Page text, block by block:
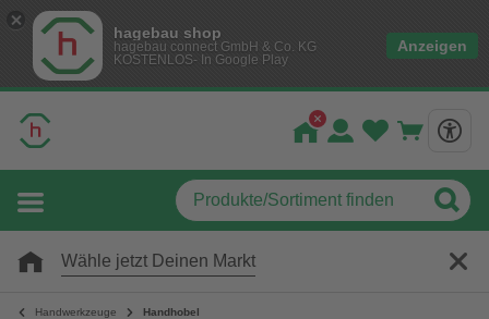
hagebau shop
hagebau connect GmbH & Co. KG
KOSTENLOS- In Google Play
Anzeigen
Wähle jetzt Deinen Markt
Handwerkzeuge Handhobel